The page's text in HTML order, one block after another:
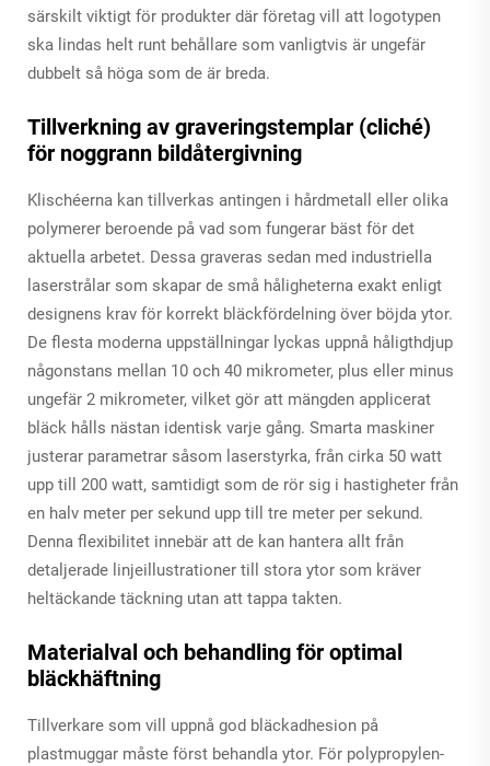
särskilt viktigt för produkter där företag vill att logotypen
ska lindas helt runt behållare som vanligtvis är ungefär
dubbelt så höga som de är breda.
Tillverkning av graveringstemplar (cliché)
för noggrann bildåtergivning
Klischéerna kan tillverkas antingen i hårdmetall eller olika
polymerer beroende på vad som fungerar bäst för det
aktuella arbetet. Dessa graveras sedan med industriella
laserstrålar som skapar de små håligheterna exakt enligt
designens krav för korrekt bläckfördelning över böjda ytor.
De flesta moderna uppställningar lyckas uppnå håligthdjup
någonstans mellan 10 och 40 mikrometer, plus eller minus
ungefär 2 mikrometer, vilket gör att mängden applicerat
bläck hålls nästan identisk varje gång. Smarta maskiner
justerar parametrar såsom laserstyrka, från cirka 50 watt
upp till 200 watt, samtidigt som de rör sig i hastigheter från
en halv meter per sekund upp till tre meter per sekund.
Denna flexibilitet innebär att de kan hantera allt från
detaljerade linjeillustrationer till stora ytor som kräver
heltäckande täckning utan att tappa takten.
Materialval och behandling för optimal
bläckhäftning
Tillverkare som vill uppnå god bläckadhesion på
plastmuggar måste först behandla ytor. För polypropylen-